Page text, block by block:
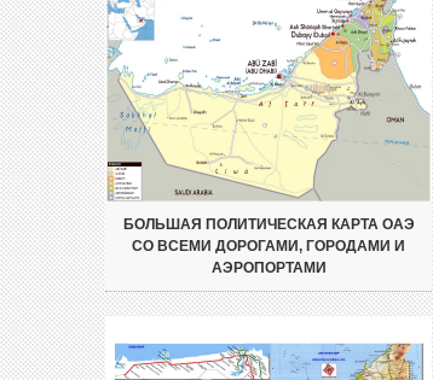
БОЛЬШАЯ ПОЛИТИЧЕСКАЯ КАРТА ОАЭ
СО ВСЕМИ ДОРОГАМИ, ГОРОДАМИ И
АЭРОПОРТАМИ